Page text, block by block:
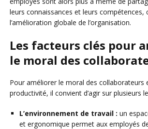
leurs connaissances et leurs compétences,
l’amélioration globale de l’organisation.
Les facteurs clés pour
le moral des
Pour améliorer le moral des collaborateurs
productivité, il convient d’agir sur plusieurs
L’environnement de travail : un
et ergonomique permet aux employés